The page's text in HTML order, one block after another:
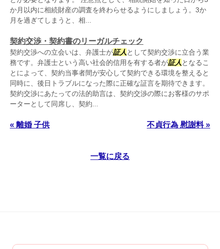
か月以内に相続財産の調査を終わらせるようにしましょう。3か
月を過ぎてしまうと、相...
契約交渉・契約書のリーガルチェック
契約交渉への立会いは、弁護士が証人 として契約交渉に立合う業
務です。弁護士という高い社会的信用を有する者が証人 となるこ
とによって、契約当事者間が安心して契約できる環境を整えると
同時に、後日トラブルになった際に正確な証言を期待できます。
契約交渉にあたっての法的助言は、契約交渉の際にお客様のサポ
ーターとして同席し、契約...
« 離婚 子供 不貞行為 慰謝料 »
一覧に戻る